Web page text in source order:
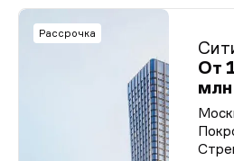
Рассрочка
От